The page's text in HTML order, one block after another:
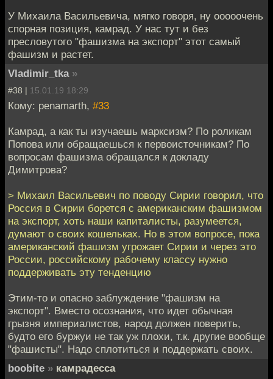
У Михаила Васильевича, мягко говоря, ну ооооочень
спорная позиция, камрад. У нас тут и без
пресловутого "фашизма на экспорт" этот самый
фашизм и растет.
Vladimir_tka »
#38 | 15.01.19 18:29
Кому: penamarth, #33
Камрад, а как ты изучаешь марксизм? По роликам
Попова или обращаешься к первоисточникам? По
вопросам фашизма обращался к докладу
Димитрова?
> Михаил Васильевич по поводу Сирии говорил, что
Россия в Сирии борется с американским фашизмом
на экспорт, хоть наши капиталисты, разумеется,
думают о своих кошельках. Но в этом вопросе, пока
американский фашизм угрожает Сирии и через это
России, российскому рабочему классу нужно
поддерживать эту тенденцию
Этим-то и опасно заблуждение "фашизм на
экспорт". Вместо осознания, что идет обычная
грызня империалистов, народ должен поверить,
будто его буржуи не так уж плохи, т.к. другие вообще
"фашисты". Надо сплотиться и поддержать своих.
boobite » камрадесса